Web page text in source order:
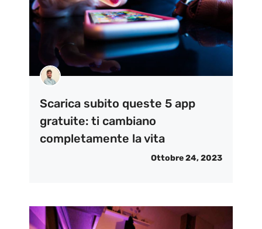
Scarica subito queste 5 app
gratuite: ti cambiano
completamente la vita
Ottobre 24, 2023